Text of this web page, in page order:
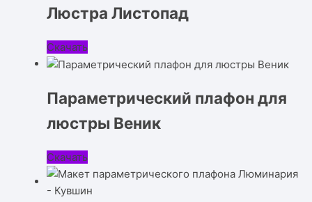
Люстра Листопад
Скачать
Параметрический плафон для
люстры Веник
Скачать